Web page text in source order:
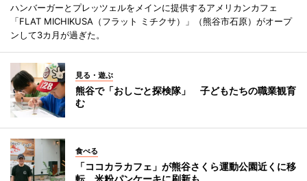
ハンバーガーとプレッツェルをメインに提供するアメリカンカフェ
「FLAT MICHIKUSA（フラット ミチクサ）」（熊谷市石原）がオープ
ンして3カ月が過ぎた。
見る・遊ぶ
熊谷で「おしごと探検隊」 子どもたちの職業観育
む
食べる
「ココカラカフェ」が熊谷さくら運動公園近くに移